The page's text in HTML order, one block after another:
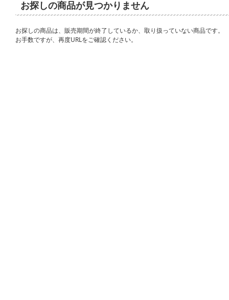
お探しの商品が見つかりません
お探しの商品は、販売期間が終了しているか、取り扱っていない商品です。
お手数ですが、再度URLをご確認ください。